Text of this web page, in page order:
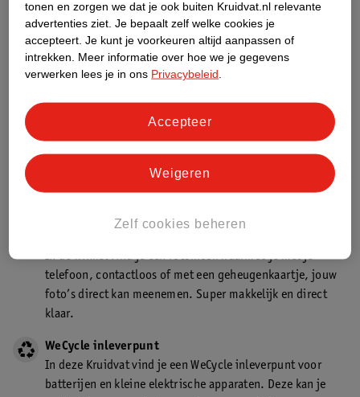
Ook in deze winkel
Kruidvat.nl ophaalpunt
Laat je bestelling snel en gemakkelijk bezorgen in de
Kruidvat is een gecertificeerd drogist. Dit betekent dat je
In de winkel vind je een fotokiosk waarmee je met je
telefoon, contactloos of met een geheugenkaartje, jouw
foto’s direct kan meenemen. Super makkelijk en direct
klaar.
WeCycle inleverpunt
In deze Kruidvat vind je een WeCycle inleverpunt voor
batterijen en kleine elektrische apparaten. Deze kan je
tonen en zorgen we dat je ook buiten Kruidvat.nl relevante
advertenties ziet. Je bepaalt zelf welke cookies je
accepteert. Je kunt je voorkeuren altijd aanpassen of
intrekken.
Meer informatie over hoe we je gegevens
verwerken lees je in ons Privacybeleid
Zelf cookies beheren
Weigeren
Accepteer